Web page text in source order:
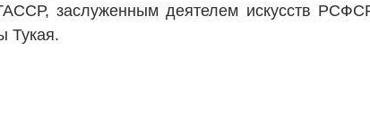
заслуженным деятелем ­искусств
Тукая.